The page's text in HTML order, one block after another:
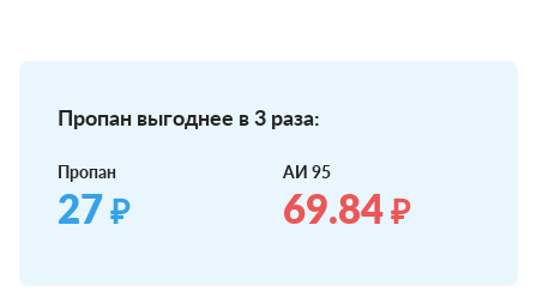
Пропан выгоднее в 3 раза:
Пропан
27₽
АИ 95
69.84₽